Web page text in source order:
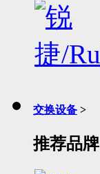
交换设备 >
推荐品牌